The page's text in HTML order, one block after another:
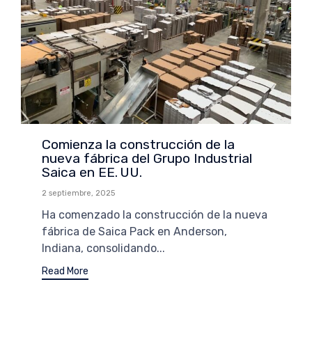
Comienza la construcción de la
nueva fábrica del Grupo Industrial
Saica en EE. UU.
2 septiembre, 2025
Ha comenzado la construcción de la nueva
fábrica de Saica Pack en Anderson,
Indiana, consolidando...
Read More